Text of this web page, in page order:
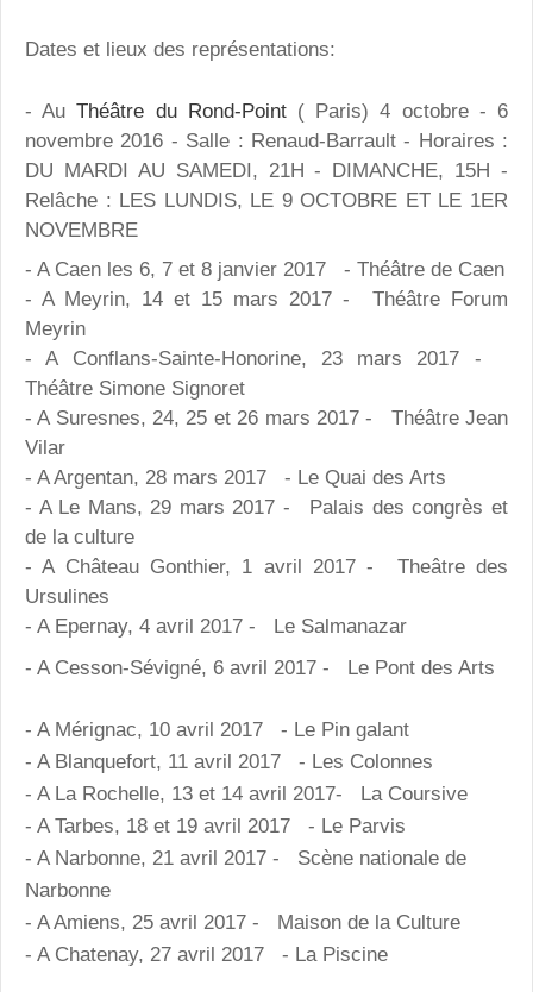
Dates et lieux des représentations:
- AuThéâtre du Rond-Point ( Paris) 4 octobre - 6
novembre 2016 - Salle : Renaud-Barrault - Horaires :
DU MARDI AU SAMEDI, 21H - DIMANCHE, 15H -
Relâche : LES LUNDIS, LE 9 OCTOBRE ET LE 1ER
NOVEMBRE
- A Caen les 6, 7 et 8 janvier 2017 - Théâtre de Caen
- A Meyrin, 14 et 15 mars 2017 - Théâtre Forum
Meyrin
- A Conflans-Sainte-Honorine, 23 mars 2017 -
Théâtre Simone Signoret
- A Suresnes, 24, 25 et 26 mars 2017 - Théâtre Jean
Vilar
- A Argentan, 28 mars 2017 - Le Quai des Arts
- A Le Mans, 29 mars 2017 - Palais des congrès et
de la culture
- A Château Gonthier, 1 avril 2017 - Theâtre des
Ursulines
- A Epernay, 4 avril 2017 - Le Salmanazar
- A Cesson-Sévigné, 6 avril 2017 - Le Pont des Arts
- A Mérignac, 10 avril 2017 - Le Pin galant
- A Blanquefort, 11 avril 2017 - Les Colonnes
- A La Rochelle, 13 et 14 avril 2017- La Coursive
- A Tarbes, 18 et 19 avril 2017 - Le Parvis
- A Narbonne, 21 avril 2017 - Scène nationale de
Narbonne
- A Amiens, 25 avril 2017 - Maison de la Culture
- A Chatenay, 27 avril 2017 - La Piscine